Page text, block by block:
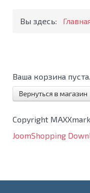
Вы здесь:
Ваша корзина пуста.
Вернуться в магазин
Copyright
JoomShopping